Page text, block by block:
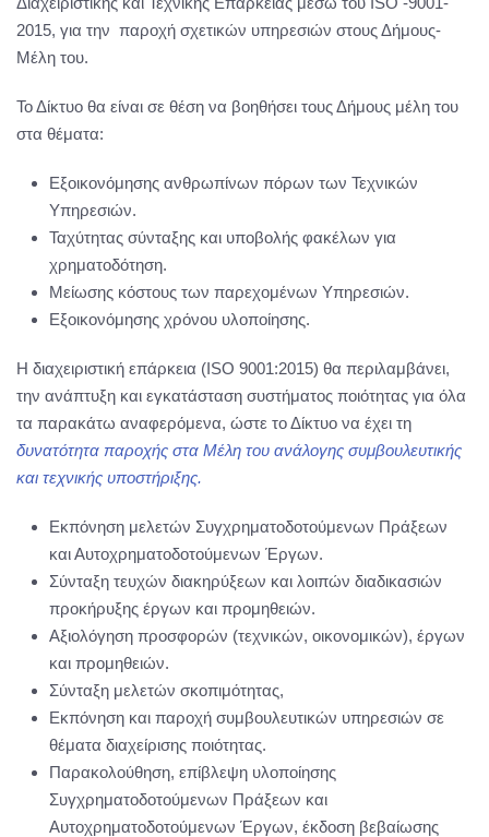
2015, για την παροχή σχετικών υπηρεσιών στους Δήμους-
Μέλη του.
Το Δίκτυο θα είναι σε θέση να βοηθήσει τους Δήμους μέλη του
στα θέματα:
Εξοικονόμησης ανθρωπίνων πόρων των Τεχνικών
Υπηρεσιών.
Ταχύτητας σύνταξης και υποβολής φακέλων για
χρηματοδότηση.
Μείωσης κόστους των παρεχομένων Υπηρεσιών.
Εξοικονόμησης χρόνου υλοποίησης.
Η διαχειριστική επάρκεια (ISO 9001:2015) θα περιλαμβάνει,
την ανάπτυξη και εγκατάσταση συστήματος ποιότητας για όλα
τα παρακάτω αναφερόμενα, ώστε το Δίκτυο να έχει τη
δυνατότητα παροχής στα Μέλη του ανάλογης συμβουλευτικής
και τεχνικής υποστήριξης.
Εκπόνηση μελετών Συγχρηματοδοτούμενων Πράξεων
και Αυτοχρηματοδοτούμενων Έργων.
Σύνταξη τευχών διακηρύξεων και λοιπών διαδικασιών
προκήρυξης έργων και προμηθειών.
Αξιολόγηση προσφορών (τεχνικών, οικονομικών), έργων
και προμηθειών.
Σύνταξη μελετών σκοπιμότητας,
Εκπόνηση και παροχή συμβουλευτικών υπηρεσιών σε
θέματα διαχείρισης ποιότητας.
Παρακολούθηση, επίβλεψη υλοποίησης
Συγχρηματοδοτούμενων Πράξεων και
Αυτοχρηματοδοτούμενων Έργων, έκδοση βεβαίωσης